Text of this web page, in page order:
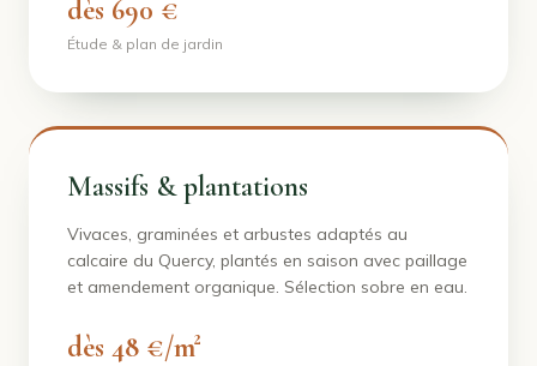
dès 690 €
Étude & plan de jardin
Massifs & plantations
Vivaces, graminées et arbustes adaptés au
calcaire du Quercy, plantés en saison avec paillage
et amendement organique. Sélection sobre en eau.
dès 48 €/m²